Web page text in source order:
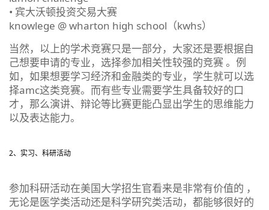
• 宾大沃顿投资交易大赛
knowlege @ wharton high school（kwhs）
当然，以上的学术竞赛只是一部分，大家还是要根据自
己想要申请的专业，选择参加相关性较强的竞赛 。例
如，如果想要学习经济和金融类的专业，学生就可以选
择amc这类竞赛。而有些专业需要学生具备较好的口
才，那么演讲、辩论等比赛更能凸显出学生的思维能力
以及表达能力。
2、实习、科研活动
参加科研活动在美国大学招生官看来是非常有价值的 ，
无论是医学类活动还是科学研究类活动，都能够很好的